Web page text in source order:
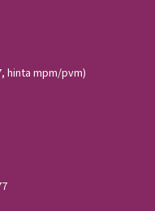
hinta mpm/pvm)